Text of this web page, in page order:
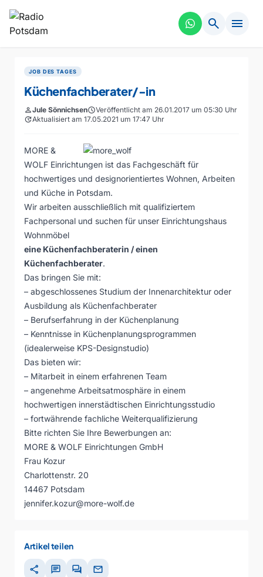
search menu
JOB DES TAGES
Küchenfachberater/-in
personJule SönnichsenscheduleVeröffentlicht am 26.01.2017 um 05:30 Uhr
updateAktualisiert am 17.05.2021 um 17:47 Uhr
MORE &
WOLF Einrichtungen ist das Fachgeschäft für
hochwertiges und designorientiertes Wohnen, Arbeiten
und Küche in Potsdam.
Wir arbeiten ausschließlich mit qualifiziertem
Fachpersonal und suchen für unser Einrichtungshaus
Wohnmöbel
eine Küchenfachberaterin / einen
Küchenfachberater.
Das bringen Sie mit:
– abgeschlossenes Studium der Innenarchitektur oder
Ausbildung als Küchenfachberater
– Berufserfahrung in der Küchenplanung
– Kenntnisse in Küchenplanungsprogrammen
(idealerweise KPS-Designstudio)
Das bieten wir:
– Mitarbeit in einem erfahrenen Team
– angenehme Arbeitsatmosphäre in einem
hochwertigen innerstädtischen Einrichtungsstudio
– fortwährende fachliche Weiterqualifizierung
Bitte richten Sie Ihre Bewerbungen an:
MORE & WOLF Einrichtungen GmbH
Frau Kozur
Charlottenstr. 20
14467 Potsdam
jennifer.kozur@more-wolf.de
Artikel teilen
share chat forum mail